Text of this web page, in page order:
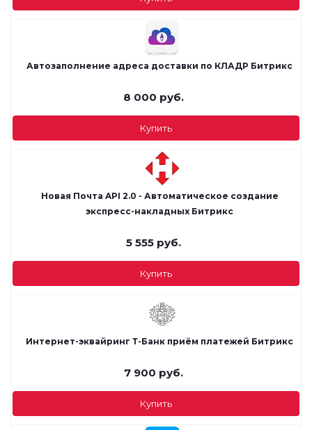
Автозаполнение адреса доставки по КЛАДР Битрикс
8 000 руб.
Купить
Новая Почта API 2.0 - Автоматическое создание
экспресс-накладных Битрикс
5 555 руб.
Купить
Интернет-эквайринг Т-Банк приём платежей Битрикс
7 900 руб.
Купить